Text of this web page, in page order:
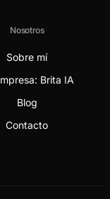
Nosotros
Sobre mí
Brita IA
Blog
Contacto